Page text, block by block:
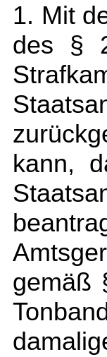
1. Mit
des §
kann,
gemäß